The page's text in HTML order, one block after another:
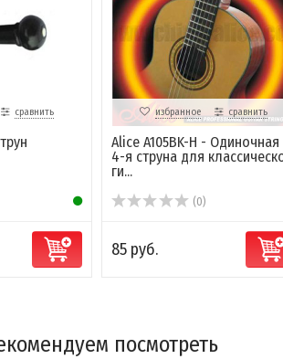
сравнить избранное сравнить
Alice A105BK-H - Одиночная
4-я струна для
ги...
(0)
85 руб.
посмотреть